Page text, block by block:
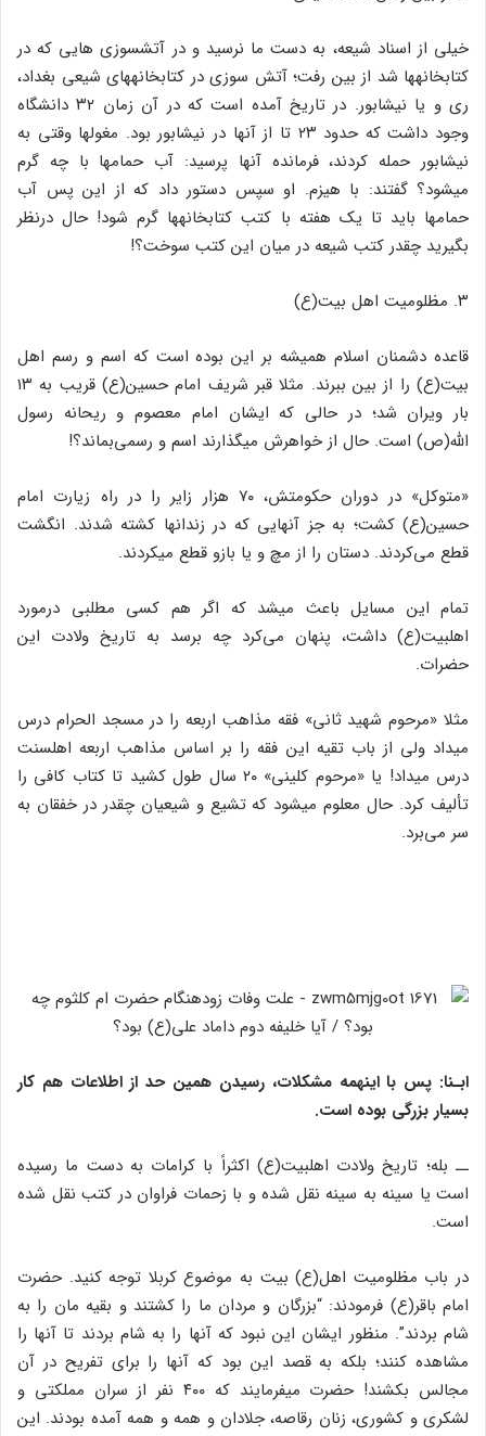
خیلی از اسناد شیعه، به دست ما نرسید و در آتش‎سوزی هایی که در
کتابخانه‎ها شد از بین رفت؛ آتش سوزی در کتابخانه‏های شیعی بغداد،
ری و یا نیشابور. در تاریخ آمده است که در آن زمان ۳۲ دانشگاه
وجود داشت که حدود ۲۳ تا از آنها در نیشابور بود. مغول‏ها وقتی به
نیشابور حمله کردند، فرمانده آنها پرسید: آب حمام‎ها با چه گرم
می‎شود؟ گفتند: با هیزم. او سپس دستور داد که از این پس آب
حمام‎ها باید تا یک هفته با کتب کتابخانه‎ها گرم شود! حال درنظر
بگیرید چقدر کتب شیعه در میان این کتب سوخت؟!
۳. مظلومیت اهل بیت(ع)
قاعده دشمنان اسلام همیشه بر این بوده است که اسم و رسم اهل
بیت(ع) را از بین ببرند. مثلا قبر شریف امام حسین(ع) قریب به ۱۳
بار ویران شد؛ در حالی که ایشان امام معصوم و ریحانه رسول
الله(ص) است. حال از خواهرش می‎گذارند اسم و رسمی‌بماند؟!
«متوکل» در دوران حکومتش، ۷۰ هزار زایر را در راه زیارت امام
حسین(ع) کشت؛ به جز آنهایی که در زندان‎ها کشته شدند. انگشت
قطع می‌کردند. دستان را از مچ و یا بازو قطع می‎کردند.
تمام این مسایل باعث می‏شد که اگر هم کسی مطلبی درمورد
اهل‎بیت(ع) داشت، پنهان می‌کرد چه برسد به تاریخ ولادت این
حضرات.
مثلا «مرحوم شهید ثانی» فقه مذاهب اربعه را در مسجد الحرام درس
می‎داد ولی از باب تقیه این فقه را بر اساس مذاهب اربعه اهل‎سنت
درس می‎داد! یا «مرحوم کلینی» ۲۰ سال طول کشید تا کتاب کافی را
تألیف کرد. حال معلوم می‎شود که تشیع و شیعیان چقدر در خفقان به
سر می‌برد.
ابـنا: پس با اینهمه مشکلات، رسیدن همین حد از اطلاعات هم کار
بسیار بزرگی بوده است.
ــ بله؛ تاریخ ولادت اهل‎بیت(ع) اکثراً با کرامات به دست ما رسیده
است یا سینه به سینه نقل شده و با زحمات فراوان در کتب نقل شده
است.
در باب مظلومیت اهل‎(ع) بیت به موضوع کربلا توجه کنید. حضرت
امام باقر(ع) فرمودند: “بزرگان و مردان ما را کشتند و بقیه مان را به
شام بردند”. منظور ایشان این نبود که آنها را به شام بردند تا آنها را
مشاهده کنند؛ بلکه به قصد این بود که آنها را برای تفریح در آن
مجالس بکشند! حضرت می‎فرمایند که ۴۰۰ نفر از سران مملکتی و
لشکری و کشوری، زنان رقاصه، جلادان و همه و همه آمده بودند. این